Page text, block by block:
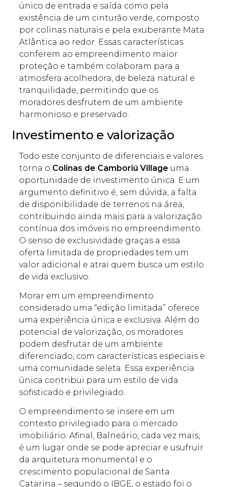
único de entrada e saída como pela
existência de um cinturão verde, composto
por colinas naturais e pela exuberante Mata
Atlântica ao redor. Essas características
conferem ao empreendimento maior
proteção e também colaboram para a
atmosfera acolhedora, de beleza natural e
tranquilidade, permitindo que os
moradores desfrutem de um ambiente
harmonioso e preservado.
Investimento e valorização
Todo este conjunto de diferenciais e valores
torna o Colinas de Camboriú Village uma
oportunidade de investimento única. E um
argumento definitivo é, sem dúvida, a falta
de disponibilidade de terrenos na área,
contribuindo ainda mais para a valorização
contínua dos imóveis no empreendimento.
O senso de exclusividade graças a essa
oferta limitada de propriedades tem um
valor adicional e atrai quem busca um estilo
de vida exclusivo.
Morar em um empreendimento
considerado uma “edição limitada” oferece
uma experiência única e exclusiva. Além do
potencial de valorização, os moradores
podem desfrutar de um ambiente
diferenciado, com características especiais e
uma comunidade seleta. Essa experiência
única contribui para um estilo de vida
sofisticado e privilegiado.
O empreendimento se insere em um
contexto privilegiado para o mercado
imobiliário. Afinal, Balneário, cada vez mais,
é um lugar onde se pode apreciar e usufruir
da arquitetura monumental e o
crescimento populacional de Santa
Catarina – segundo o IBGE, o estado foi o